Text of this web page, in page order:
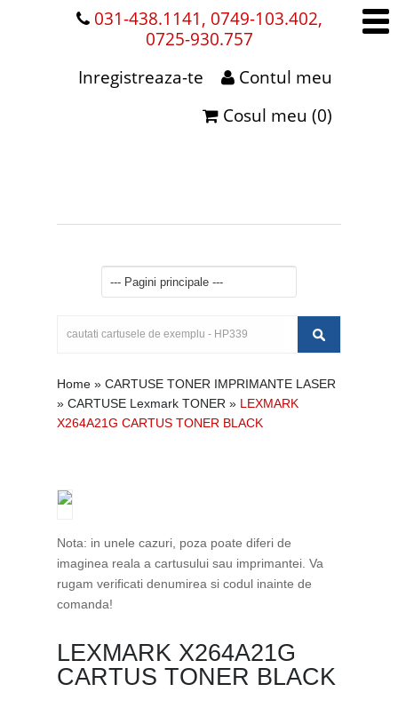
031-438.1141, 0749-103.402,
0725-930.757
Contul meu
Inregistreaza-te
Cosul meu (0)
Home » CARTUSE TONER IMPRIMANTE LASER
» CARTUSE Lexmark TONER » LEXMARK
X264A21G CARTUS TONER BLACK
Nota: in unele cazuri, poza poate diferi de
imaginea reala a cartusului sau imprimantei. Va
rugam verificati denumirea si codul inainte de
comanda!
LEXMARK X264A21G
CARTUS TONER BLACK